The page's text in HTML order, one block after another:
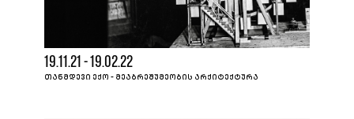
19.11.21 - 19.02.22
ᲗᲐᲜᲛᲓᲔᲕᲘ ᲔᲥᲝ - ᲛᲔᲐᲑᲠᲔᲨᲣᲛᲔᲝᲑᲘᲡ ᲐᲠᲥᲘᲢᲔᲥᲢᲣᲠᲐ